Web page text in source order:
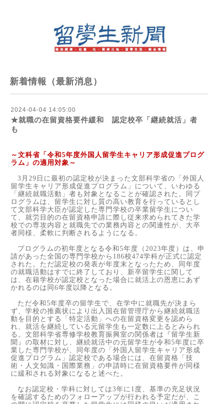
新着情報（最新消息）
2024-04-04 14:05:00
★就職の在留資格要件緩和 認定校卒「継続就活」者
も
～文科省「令和 5年度外国人留学生キャリア形成促進プログ
ラム」の適用対象～
3 月 29 日に最初の認定校が決まった文部科学省の「外国人
留学生キャリア形成促進プログラム」について、いわゆる
「継続就職活動」者も対象となることが確認された。同プ
ログラムは、留学生に対し質の高い教育を行っているとし
て文部科学大臣が認定した専門学校の卒業留学生につい
て、就労目的の在留資格申請に際し従来求められてきた学
校での専攻内容と就職先での業務内容との関連性が、大卒
者同様、柔軟に判断されるようになる。
プログラムの初年度となる令和 5年度（ 2023年度）は、申
請があった全国の専門学校から 186校474学科が正式に認定
された。ただ認定校の発表が年度末となったため、同年度
の就職活動はすでに終了しており、新卒留学生に関して
は、在籍学校が認定校となった場合に就活上の恩恵にあず
かれるのは同 6年度以降となる。
ただ令和 5年度卒の留学生で、在学中に就職先が決まら
ず、学校の推薦状により出入国在留管理庁から継続就職活
動を目的とする「特定活動」への在留資格変更を認めら
れ、就活を継続している元留学生も一定数に上るとみられ
る。文部科学省専修学校教育振興室の関係者は『留学生新
聞』の取材に対し、継続就活中の元留学生が令和 5年度に卒
業した専門学校が、同年度の「外国人留学生キャリア形成
促進プログラム」認定校である場合には、在留資格「技
術・人文知識・国際業務」の申請時に在留資格要件が同様
に緩和される対象になると述べた。
なお認定校・学科に対しては3年に 1 度、基準の充足状況
を確認するためのフォローアップが行われる予定だが、こ